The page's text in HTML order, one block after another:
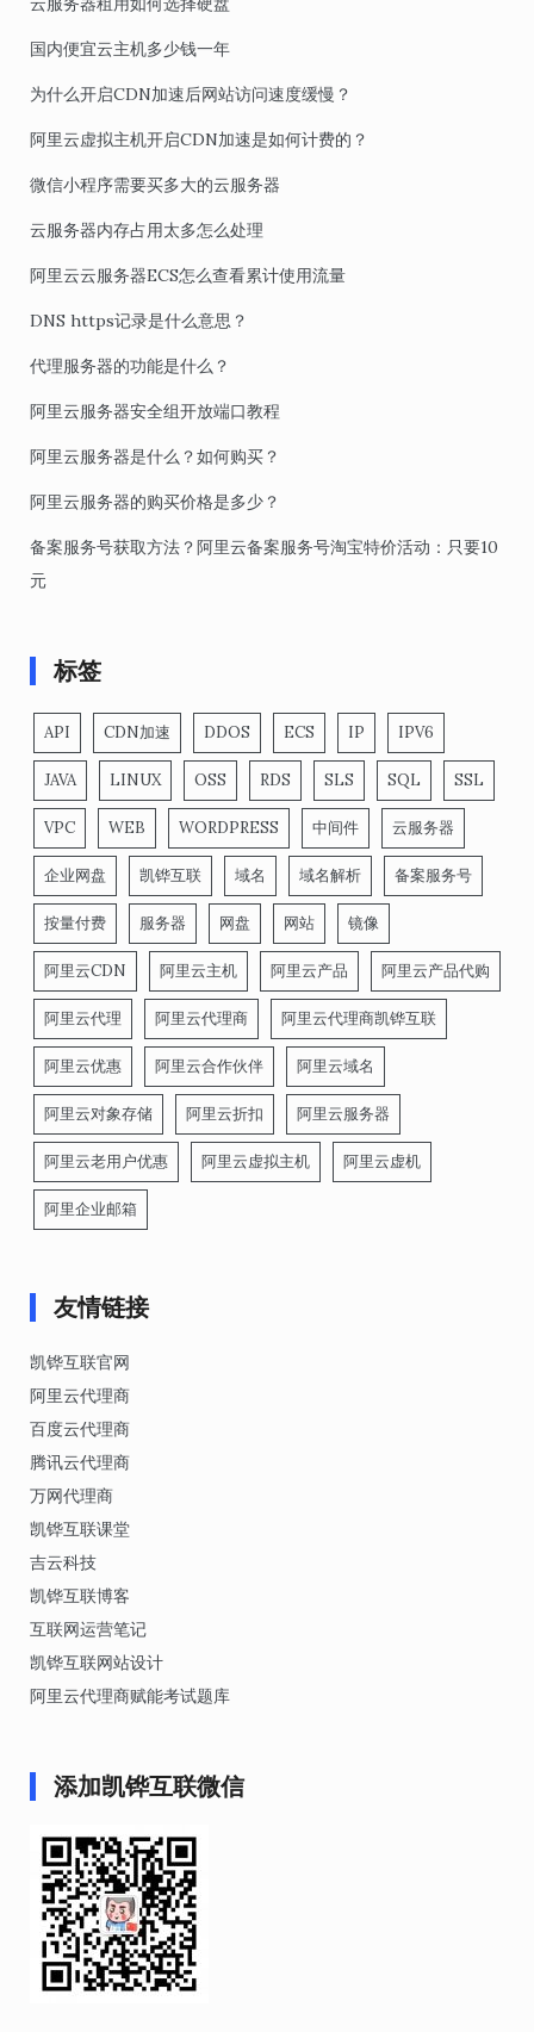
国内便宜云主机多少钱一年
为什么开启CDN加速后网站访问速度缓慢？
阿里云虚拟主机开启CDN加速是如何计费的？
微信小程序需要买多大的云服务器
云服务器内存占用太多怎么处理
阿里云云服务器ECS怎么查看累计使用流量
DNS https记录是什么意思？
代理服务器的功能是什么？
阿里云服务器安全组开放端口教程
阿里云服务器是什么？如何购买？
阿里云服务器的购买价格是多少？
备案服务号获取方法？阿里云备案服务号淘宝特价活动：只要10
元
标签
API CDN加速 DDOS ECS IP IPV6
JAVA LINUX OSS RDS SLS SQL SSL
VPC WEB WORDPRESS 中间件 云服务器
企业网盘 凯铧互联 域名 域名解析 备案服务号
按量付费 服务器 网盘 网站 镜像
阿里云CDN 阿里云主机 阿里云产品 阿里云产品代购
阿里云代理 阿里云代理商 阿里云代理商凯铧互联
阿里云优惠 阿里云合作伙伴 阿里云域名
阿里云对象存储 阿里云折扣 阿里云服务器
阿里云老用户优惠 阿里云虚拟主机 阿里云虚机
阿里企业邮箱
友情链接
凯铧互联官网
阿里云代理商
百度云代理商
腾讯云代理商
万网代理商
凯铧互联课堂
吉云科技
凯铧互联博客
互联网运营笔记
凯铧互联网站设计
阿里云代理商赋能考试题库
添加凯铧互联微信